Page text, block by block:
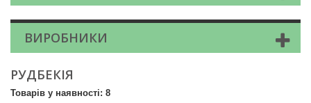
ВИРОБНИКИ
РУДБЕКІЯ
Товарів у наявності: 8